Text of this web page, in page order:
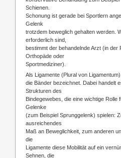
Schienen.
Schonung ist gerade bei Sportlern
Gelenk
trotzdem beweglich gehalten werden.
erforderlich sind,
bestimmt der behandelnde Arzt (in der
Orthopäde oder
Sportmediziner).
Als Ligamente (Plural von
die Bänder bezeichnet. Dabei handelt
Strukturen des
Bindegewebes, die eine wichtige
Gelenke
(zum Beispiel Sprunggelenk) spielen:
ausreichendes
Maß an Beweglichkeit, zum anderen
die
Ligamente diese Mobilität auf ein
Sehnen, die